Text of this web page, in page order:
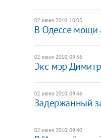
02 июня 2010, 10:05
В Одессе мощи
02 июня 2010, 09:56
Экс-мэр
02 июня 2010, 09:46
Задержанный
02 июня 2010, 09:40